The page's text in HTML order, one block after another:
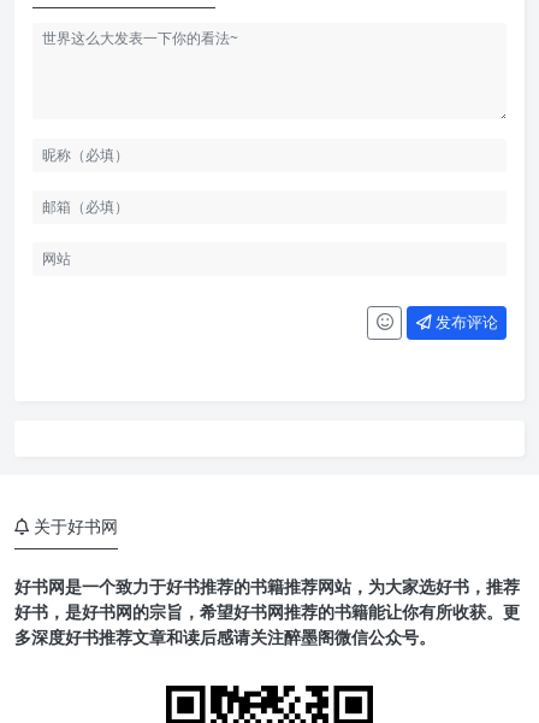
发布评论
关于好书网
好书网是一个致力于好书推荐的书籍推荐网站，为大家选好书，推荐
好书，是好书网的宗旨，希望好书网推荐的书籍能让你有所收获。更
多深度好书推荐文章和读后感请关注醉墨阁微信公众号。